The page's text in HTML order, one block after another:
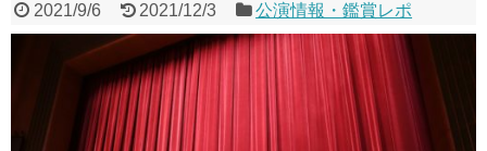
2021/9/6 2021/12/3 公演情報・鑑賞レポ